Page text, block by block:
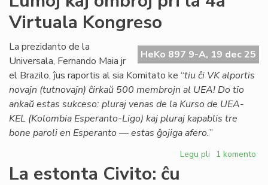
diskutas
Israelo
kaj
Hamas
Virtuala Kongreso
HeKo 897 9-A, 19 dec 25
La prezidanto de la
Universala, Fernando Maia jr
el Brazilo, ĵus raportis al sia Komitato ke “tiu ĉi VK alportis
novajn (tutnovajn) ĉirkaŭ 500 membrojn al UEA! Do tio
ankaŭ estas sukceso: pluraj venas de la Kurso de UEA-
KEL (Kolombia Esperanto-Ligo) kaj pluraj kapablis tre
bone paroli en Esperanto — estas ĝojiga afero.”
Legu pli pri1 komento
La estonta Civito: ĉu